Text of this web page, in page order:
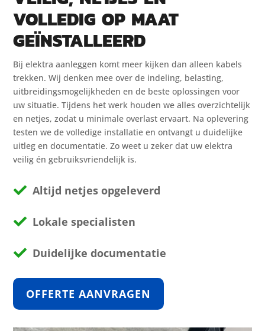
VOLLEDIG OP MAAT
GEÏNSTALLEERD
Bij elektra aanleggen komt meer kijken dan alleen kabels
trekken. Wij denken mee over de indeling, belasting,
uitbreidingsmogelijkheden en de beste oplossingen voor
uw situatie. Tijdens het werk houden we alles overzichtelijk
en netjes, zodat u minimale overlast ervaart. Na oplevering
testen we de volledige installatie en ontvangt u duidelijke
uitleg en documentatie. Zo weet u zeker dat uw elektra
veilig én gebruiksvriendelijk is.
 Altijd netjes opgeleverd
 Lokale specialisten
 Duidelijke documentatie
OFFERTE AANVRAGEN